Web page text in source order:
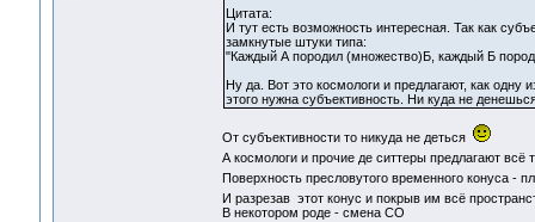
Цитата:
И тут есть возможность интересная. Так как
замкнутые штуки типа:
"Каждый А породил (множество)Б, каждый Б
Ну да. Вот это космологи и предлагают, как
этого нужна субъективность. Ни куда не
От субъективности то никуда не деться
А космологи и прочие де ситтеры предлагают всё
Поверхность пресловутого временного конуса -
И разрезав этот конус и покрыв им всё
В некотором роде - смена СО